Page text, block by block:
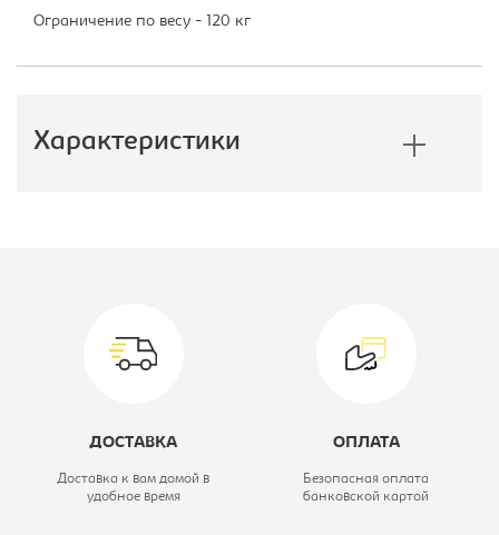
Ограничение по весу - 120 кг
Характеристики
Модель кресла: CH-330M
Материал обивки: кож.зам
ДОСТАВКА
Доставка к вам домой в
удобное время
ОПЛАТА
Безопасная оплата
банковской картой